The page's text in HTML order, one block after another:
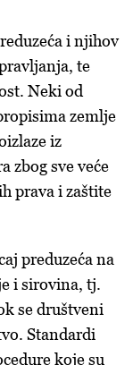
i njihov
te
Neki od
zemlje
iz
zbog sve veće
prava i zaštite
preduzeća na
i sirovina, tj.
se društveni
Standardi
koje su